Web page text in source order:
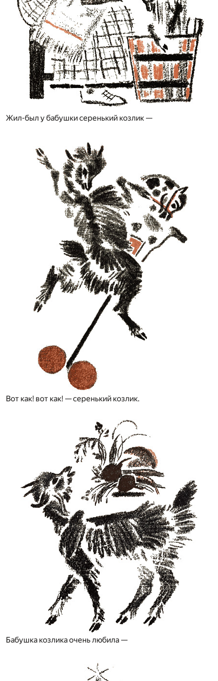
Жил-был у бабушки серенький козлик —
Вот как! вот как! — серенький козлик.
Бабушка козлика очень любила —